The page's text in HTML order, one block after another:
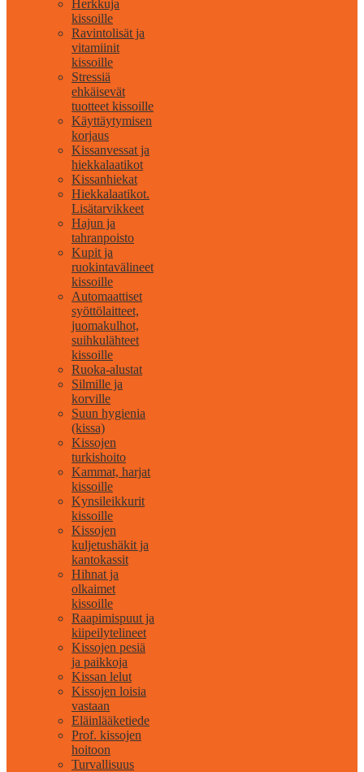
Herkkuja
kissoille
Ravintolisät ja
vitamiinit
kissoille
Stressiä
ehkäisevät
tuotteet kissoille
Käyttäytymisen
korjaus
Kissanvessat ja
hiekkalaatikot
Kissanhiekat
Hiekkalaatikot.
Lisätarvikkeet
Hajun ja
tahranpoisto
Kupit ja
ruokintavälineet
kissoille
Automaattiset
syöttölaitteet,
juomakulhot,
suihkulähteet
kissoille
Ruoka-alustat
Silmille ja
korville
Suun hygienia
(kissa)
Kissojen
turkishoito
Kammat, harjat
kissoille
Kynsileikkurit
kissoille
Kissojen
kuljetushäkit ja
kantokassit
Hihnat ja
olkaimet
kissoille
Raapimispuut ja
kiipeilytelineet
Kissojen pesiä
ja paikkoja
Kissan lelut
Kissojen loisia
vastaan
Eläinlääketiede
Prof. kissojen
hoitoon
Turvallisuus